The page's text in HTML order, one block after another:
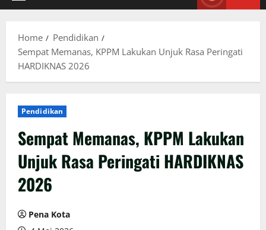
Home
Pendidikan
Sempat Memanas, KPPM Lakukan Unjuk Rasa Peringati
HARDIKNAS 2026
Pendidikan
Sempat Memanas, KPPM Lakukan
Unjuk Rasa Peringati HARDIKNAS
2026
Pena Kota